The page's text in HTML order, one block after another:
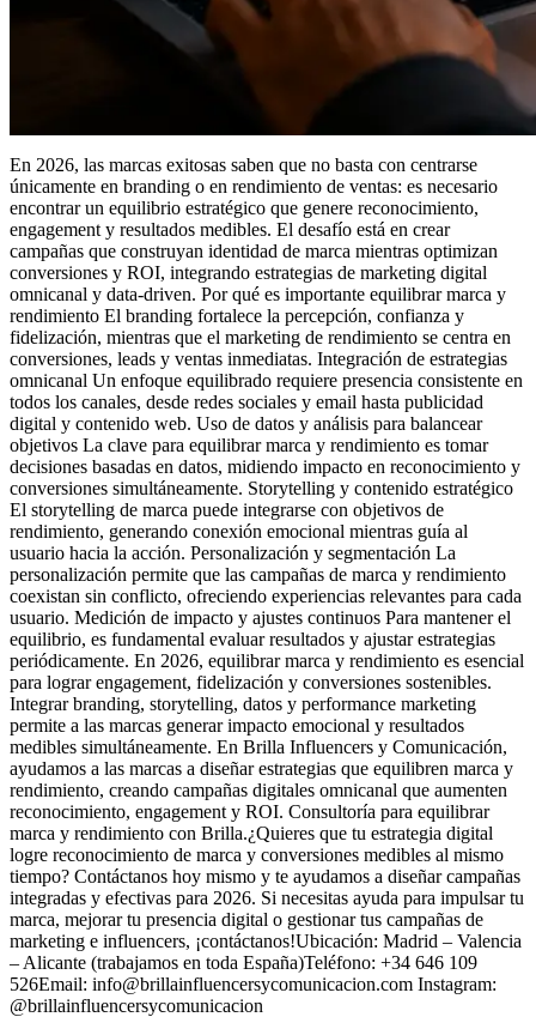
En 2026, las marcas exitosas saben que no basta con centrarse
únicamente en branding o en rendimiento de ventas: es necesario
encontrar un equilibrio estratégico que genere reconocimiento,
engagement y resultados medibles. El desafío está en crear
campañas que construyan identidad de marca mientras optimizan
conversiones y ROI, integrando estrategias de marketing digital
omnicanal y data-driven. Por qué es importante equilibrar marca y
rendimiento El branding fortalece la percepción, confianza y
fidelización, mientras que el marketing de rendimiento se centra en
conversiones, leads y ventas inmediatas. Integración de estrategias
omnicanal Un enfoque equilibrado requiere presencia consistente en
todos los canales, desde redes sociales y email hasta publicidad
digital y contenido web. Uso de datos y análisis para balancear
objetivos La clave para equilibrar marca y rendimiento es tomar
decisiones basadas en datos, midiendo impacto en reconocimiento y
conversiones simultáneamente. Storytelling y contenido estratégico
El storytelling de marca puede integrarse con objetivos de
rendimiento, generando conexión emocional mientras guía al
usuario hacia la acción. Personalización y segmentación La
personalización permite que las campañas de marca y rendimiento
coexistan sin conflicto, ofreciendo experiencias relevantes para cada
usuario. Medición de impacto y ajustes continuos Para mantener el
equilibrio, es fundamental evaluar resultados y ajustar estrategias
periódicamente. En 2026, equilibrar marca y rendimiento es esencial
para lograr engagement, fidelización y conversiones sostenibles.
Integrar branding, storytelling, datos y performance marketing
permite a las marcas generar impacto emocional y resultados
medibles simultáneamente. En Brilla Influencers y Comunicación,
ayudamos a las marcas a diseñar estrategias que equilibren marca y
rendimiento, creando campañas digitales omnicanal que aumenten
reconocimiento, engagement y ROI. Consultoría para equilibrar
marca y rendimiento con Brilla.¿Quieres que tu estrategia digital
logre reconocimiento de marca y conversiones medibles al mismo
tiempo? Contáctanos hoy mismo y te ayudamos a diseñar campañas
integradas y efectivas para 2026. Si necesitas ayuda para impulsar tu
marca, mejorar tu presencia digital o gestionar tus campañas de
marketing e influencers, ¡contáctanos!Ubicación: Madrid – Valencia
– Alicante (trabajamos en toda España)Teléfono: +34 646 109
526Email: info@brillainfluencersycomunicacion.com Instagram:
@brillainfluencersycomunicacion